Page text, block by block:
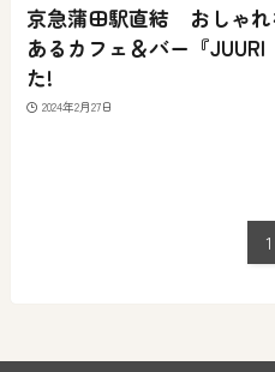
京急蒲田駅直結 おしゃれ
あるカフェ＆バー『
た!
2024年2月27日
1